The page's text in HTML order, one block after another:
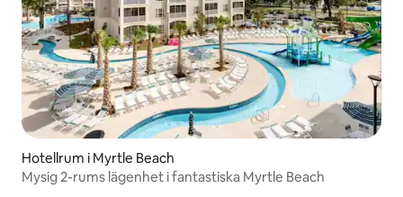
Hotellrum i Myrtle Beach
Mysig 2-rums lägenhet i fantastiska Myrtle Beach